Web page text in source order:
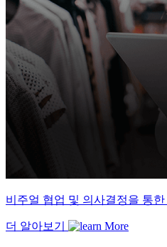
비주얼 협업 및 의사결정을 통
더 알아보기